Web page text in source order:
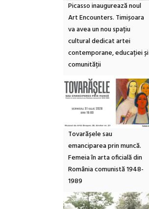
Picasso inaugurează noul
Art Encounters. Timișoara
va avea un nou spațiu
cultural dedicat artei
contemporane, educației și
comunității
Tovarășele sau
emanciparea prin muncă.
Femeia în arta oficială din
România comunistă 1948-
1989